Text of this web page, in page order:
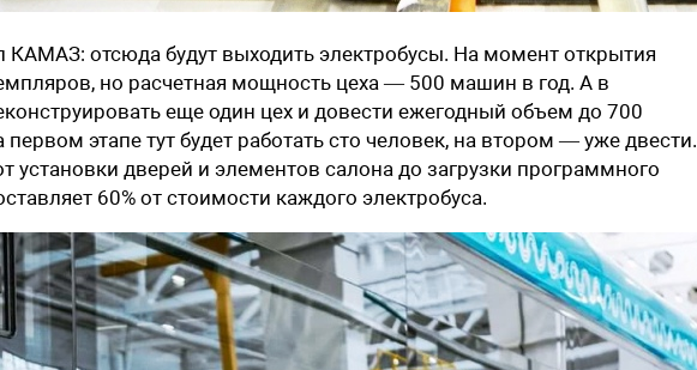
КАМАЗ: отсюда будут выходить электробусы. На момент открытия
но расчетная мощность цеха — 500 машин в год. А в
еще один цех и довести ежегодный объем до 700
первом этапе тут будет работать сто человек, на втором — уже двести.
установки дверей и элементов салона до загрузки программного
60% от стоимости каждого электробуса.